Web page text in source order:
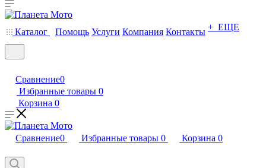
Каталог Помощь Услуги Компания Контакты + ЕЩЕ
Сравнение0
Избранные товары 0
Корзина 0
Сравнение0 Избранные товары 0 Корзина 0